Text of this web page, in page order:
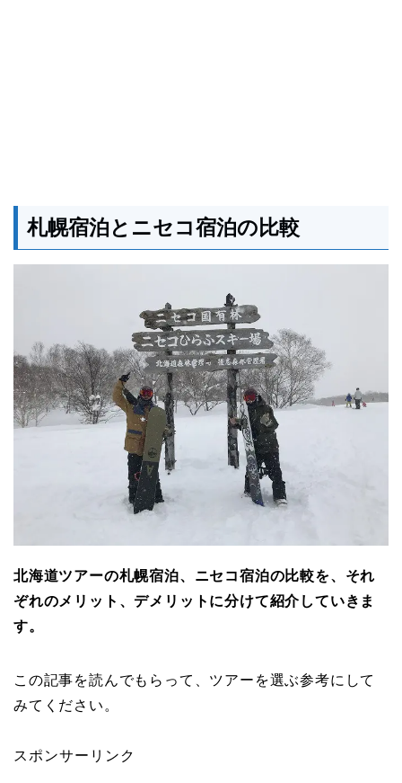
札幌宿泊とニセコ宿泊の比較
北海道ツアーの札幌宿泊、ニセコ宿泊の比較を、それ
ぞれのメリット、デメリットに分けて紹介していきま
す。
この記事を読んでもらって、ツアーを選ぶ参考にして
みてください。
スポンサーリンク